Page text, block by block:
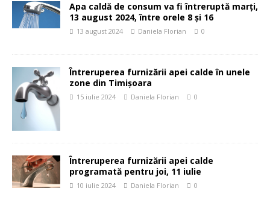
Apa caldă de consum va fi întreruptă marți,
13 august 2024, între orele 8 și 16
13 august 2024 Daniela Florian 0
Întreruperea furnizării apei calde în unele
zone din Timișoara
15 iulie 2024 Daniela Florian 0
Întreruperea furnizării apei calde
programată pentru joi, 11 iulie
10 iulie 2024 Daniela Florian 0